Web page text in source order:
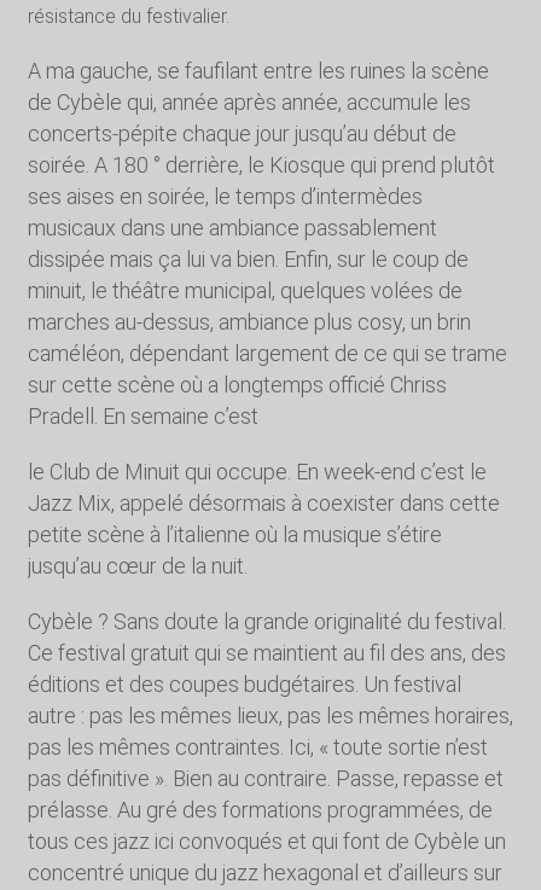
résistance du festivalier.
A ma gauche, se faufilant entre les ruines la scène
de Cybèle qui, année après année, accumule les
concerts-pépite chaque jour jusqu’au début de
soirée. A 180 ° derrière, le Kiosque qui prend plutôt
ses aises en soirée, le temps d’intermèdes
musicaux dans une ambiance passablement
dissipée mais ça lui va bien. Enfin, sur le coup de
minuit, le théâtre municipal, quelques volées de
marches au-dessus, ambiance plus cosy, un brin
caméléon, dépendant largement de ce qui se trame
sur cette scène où a longtemps officié Chriss
Pradell. En semaine c’est
le Club de Minuit qui occupe. En week-end c’est le
Jazz Mix, appelé désormais à coexister dans cette
petite scène à l’italienne où la musique s’étire
jusqu’au cœur de la nuit.
Cybèle ? Sans doute la grande originalité du festival.
Ce festival gratuit qui se maintient au fil des ans, des
éditions et des coupes budgétaires. Un festival
autre : pas les mêmes lieux, pas les mêmes horaires,
pas les mêmes contraintes. Ici, « toute sortie n’est
pas définitive ». Bien au contraire. Passe, repasse et
prélasse. Au gré des formations programmées, de
tous ces jazz ici convoqués et qui font de Cybèle un
concentré unique du jazz hexagonal et d’ailleurs sur